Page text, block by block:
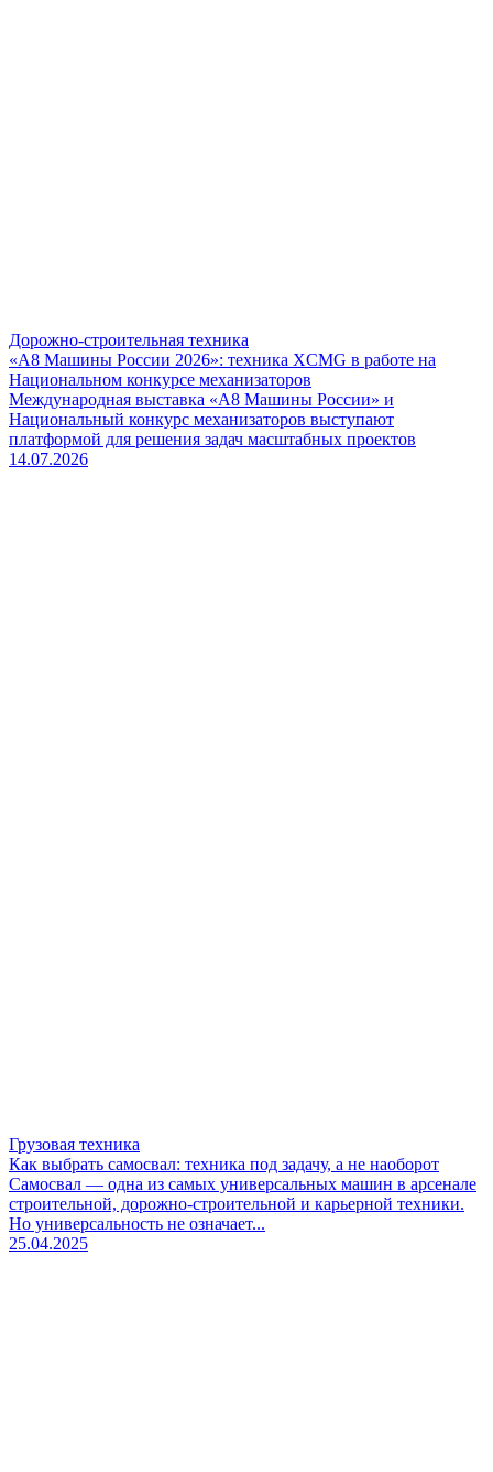
Дорожно-строительная техника
«А8 Машины России 2026»: техника XCMG в работе на
Национальном конкурсе механизаторов
Международная выставка «А8 Машины России» и
Национальный конкурс механизаторов выступают
платформой для решения задач масштабных проектов
14.07.2026
Грузовая техника
Как выбрать самосвал: техника под задачу, а не наоборот
Самосвал — одна из самых универсальных машин в арсенале
строительной, дорожно-строительной и карьерной техники.
Но универсальность не означает...
25.04.2025